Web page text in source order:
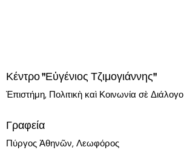
Κέντρο "Εὐγένιος Τζιμογιάννης"
Ἐπιστήμη, Πολιτικὴ καὶ Κοινωνία σὲ Διάλογο
Γραφεία
Πύργος Ἀθηνῶν, Λεωφόρος